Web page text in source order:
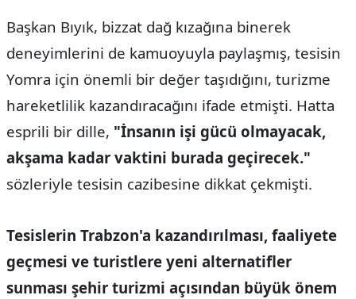
Başkan Bıyık, bizzat dağ kızağına binerek
deneyimlerini de kamuoyuyla paylaşmış, tesisin
Yomra için önemli bir değer taşıdığını, turizme
hareketlilik kazandıracağını ifade etmişti. Hatta
esprili bir dille, "İnsanın işi gücü olmayacak,
akşama kadar vaktini burada geçirecek."
sözleriyle tesisin cazibesine dikkat çekmişti.
Tesislerin Trabzon'a kazandırılması, faaliyete
geçmesi ve turistlere yeni alternatifler
sunması şehir turizmi açısından büyük önem